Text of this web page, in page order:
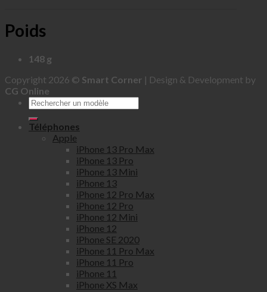
Poids
148 g
Copyright 2026 © Smart Corner | Design & Development by
CG Online
Téléphones
Apple
iPhone 13 Pro Max
iPhone 13 Pro
iPhone 13 Mini
iPhone 13
iPhone 12 Pro Max
iPhone 12 Pro
iPhone 12 Mini
iPhone 12
iPhone SE 2020
iPhone 11 Pro Max
iPhone 11 Pro
iPhone 11
iPhone XS Max